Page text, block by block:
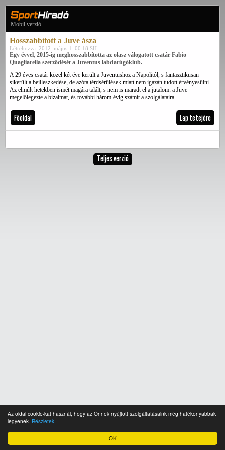
OK
Az oldal cookie-kat használ, hogy az Önnek nyújtott szolgáltatásaink még hatékonyabbak
legyenek. Részletek
Mobil verzió
Hosszabbított a Juve ásza
Létrehozva: 2012. május 1. 00:18 SH
Egy évvel, 2015-ig meghosszabbította az olasz válogatott csatár Fabio
Quagliarella szerződését a Juventus labdarúgóklub.
A 29 éves csatár közel két éve került a Juventushoz a Napolitól, s fantasztikusan
sikerült a beilleszkedése, de azóta térdsérülések miatt nem igazán tudott érvényesülni.
Az elmúlt hetekben ismét magára talált, s nem is maradt el a jutalom: a Juve
megelőlegezte a bizalmat, és további három évig számít a szolgálataira.
Főoldal Lap tetejére
Teljes verzió